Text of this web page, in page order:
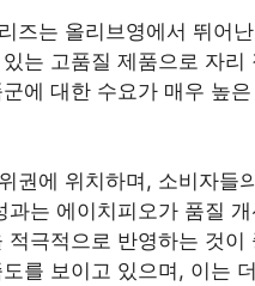
즈는 올리브영에서 뛰어
는 고품질 제품으로 자
에 대한 수요가 매우 높
권에 위치하며, 소비자들
는 에이치피오가 품질
극적으로 반영하는 것
를 보이고 있으며, 이는